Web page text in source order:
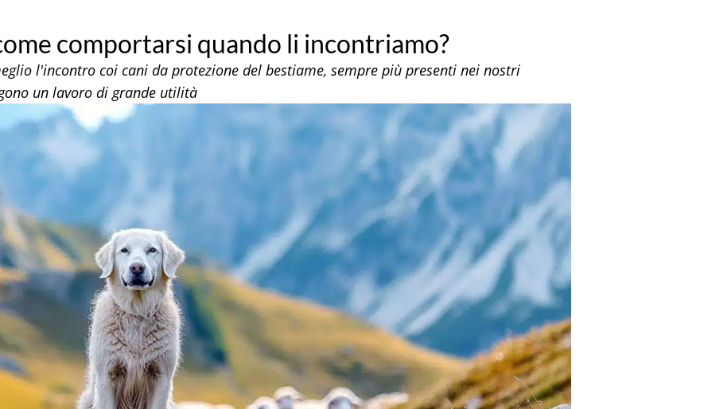
comportarsi quando li incontriamo?
l'incontro coi cani da protezione del bestiame, sempre più presenti nei nostri
un lavoro di grande utilità